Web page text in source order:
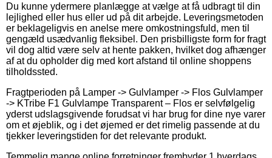
Du kunne ydermere planlægge at vælge at få udbragt til din
lejlighed eller hus eller ud på dit arbejde. Leveringsmetoden
er beklageligvis en anelse mere omkostningsfuld, men til
gengæld usædvanlig fleksibel. Den prisbilligste form for fragt
vil dog altid være selv at hente pakken, hvilket dog afhænger
af at du opholder dig med kort afstand til online shoppens
tilholdssted.
Fragtperioden på Lamper -> Gulvlamper -> Flos Gulvlamper
-> KTribe F1 Gulvlampe Transparent – Flos er selvfølgelig
yderst udslagsgivende forudsat vi har brug for dine nye varer
om et øjeblik, og i det øjemed er det rimelig passende at du
tjekker leveringstiden for det relevante produkt.